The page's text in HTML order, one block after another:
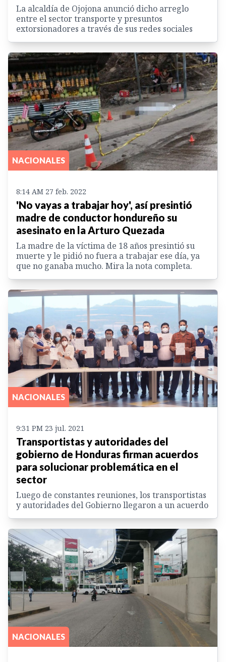
La alcaldía de Ojojona anunció dicho arreglo
entre el sector transporte y presuntos
extorsionadores a través de sus redes sociales
NACIONALES
8:14 AM 27 feb. 2022
'No vayas a trabajar hoy', así presintió
madre de conductor hondureño su
asesinato en la Arturo Quezada
La madre de la víctima de 18 años presintió su
muerte y le pidió no fuera a trabajar ese día, ya
que no ganaba mucho. Mira la nota completa.
NACIONALES
9:31 PM 23 jul. 2021
Transportistas y autoridades del
gobierno de Honduras firman acuerdos
para solucionar problemática en el
sector
Luego de constantes reuniones, los transportistas
y autoridades del Gobierno llegaron a un acuerdo
NACIONALES